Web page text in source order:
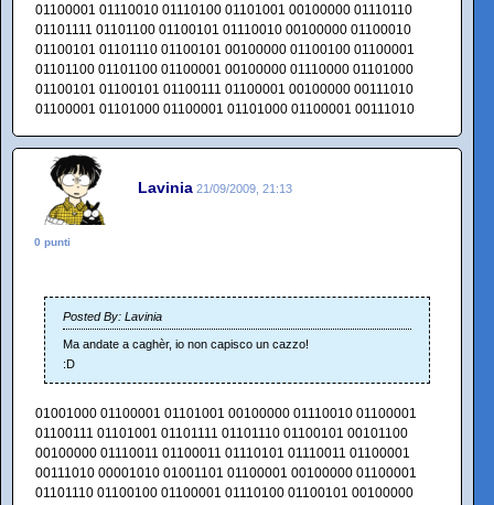
01100001 01110010 01110100 01101001 00100000 01110110
01101111 01101100 01100101 01110010 00100000 01100010
01100101 01101110 01100101 00100000 01100100 01100001
01101100 01101100 01100001 00100000 01110000 01101000
01100101 01100101 01100111 01100001 00100000 00111010
01100001 01101000 01100001 01101000 01100001 00111010
Lavinia 21/09/2009, 21:13
0 punti
Posted By: Lavinia
Ma andate a caghèr, io non capisco un cazzo!
:D
01001000 01100001 01101001 00100000 01110010 01100001
01100111 01101001 01101111 01101110 01100101 00101100
00100000 01110011 01100011 01110101 01110011 01100001
00111010 00001010 01001101 01100001 00100000 01100001
01101110 01100100 01100001 01110100 01100101 00100000